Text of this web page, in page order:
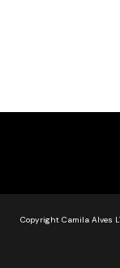
Copyright Camila Alves